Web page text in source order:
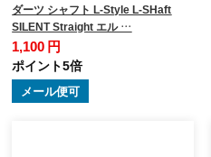
ダーツ シャフト L-Style L-SHaft
SILENT Straight エル …
1,100 円
ポイント5倍
メール便可